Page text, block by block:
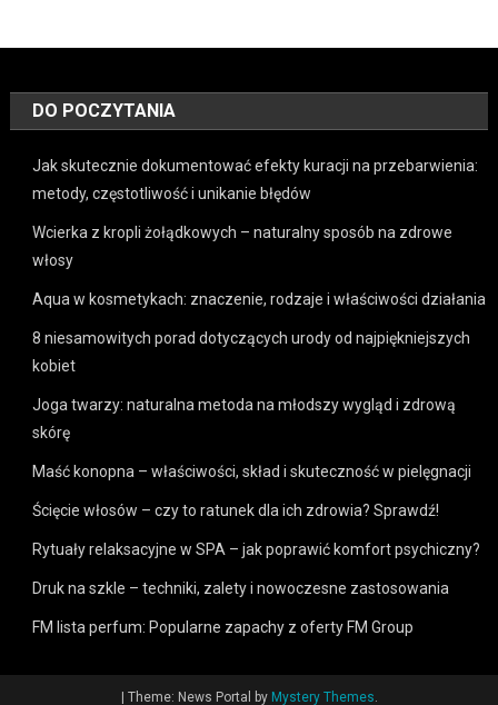
DO POCZYTANIA
Jak skutecznie dokumentować efekty kuracji na przebarwienia:
metody, częstotliwość i unikanie błędów
Wcierka z kropli żołądkowych – naturalny sposób na zdrowe
włosy
Aqua w kosmetykach: znaczenie, rodzaje i właściwości działania
8 niesamowitych porad dotyczących urody od najpiękniejszych
kobiet
Joga twarzy: naturalna metoda na młodszy wygląd i zdrową
skórę
Maść konopna – właściwości, skład i skuteczność w pielęgnacji
Ścięcie włosów – czy to ratunek dla ich zdrowia? Sprawdź!
Rytuały relaksacyjne w SPA – jak poprawić komfort psychiczny?
Druk na szkle – techniki, zalety i nowoczesne zastosowania
FM lista perfum: Popularne zapachy z oferty FM Group
Theme: News Portal by Mystery Themes.